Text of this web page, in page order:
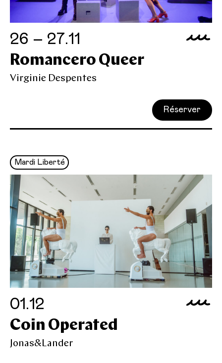
26 – 27.11
Romancero Queer
Virginie Despentes
Réserver
Mardi Liberté
01.12
Coin Operated
Jonas&Lander